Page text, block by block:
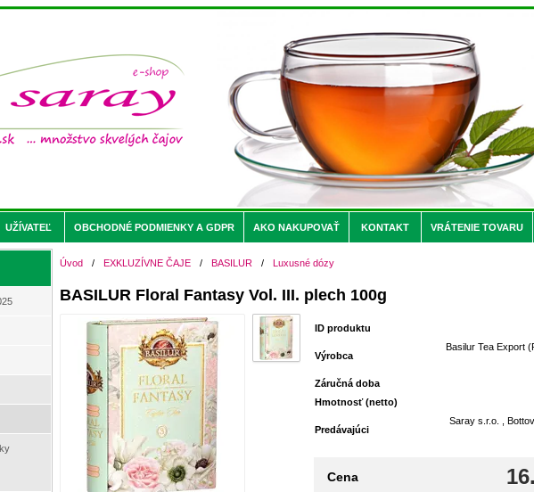
UŽÍVATEĽ OBCHODNÉ PODMIENKY A GDPR AKO NAKUPOVAŤ KONTAKT VRÁTENIE TOVARU
Úvod / EXKLUZÍVNE ČAJE / BASILUR / Luxusné dózy
BASILUR Floral Fantasy Vol. III. plech 100g
ID produktu
Výrobca
Basilur Tea Export
Záručná doba
Hmotnosť (netto)
Predávajúci
Saray s.r.o. ,
Cena